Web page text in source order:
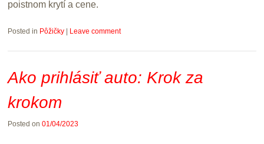
poistnom krytí a cene.
Posted in Pôžičky Leave comment
Ako prihlásiť auto: Krok za
krokom
Posted on 01/04/2023